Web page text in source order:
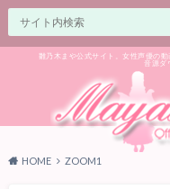
雛乃木まや公式サイト。女性声優の
音源ダ
HOME ZOOM1